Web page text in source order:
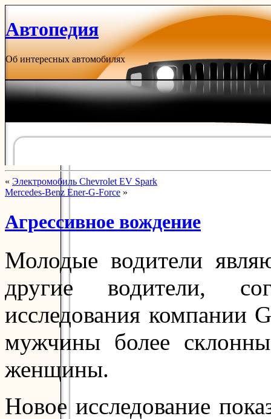
Автопедия
Об интересных автомобилях
« Электромобиль Chevrolet EV Spark
Mercedes-Benz Ener-G-Force »
Агрессивное вождение
Молодые водители
другие водители,
исследования компании
мужчины более
женщины.
Новое исследование